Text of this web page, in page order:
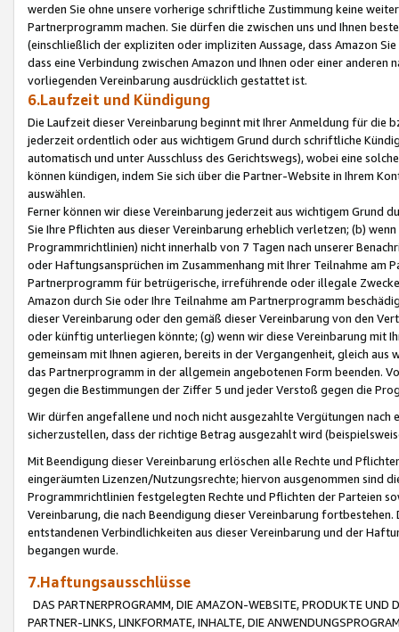
werden Sie ohne unsere vorherige schriftliche Zustimmung keine
Partnerprogramm machen. Sie dürfen die zwischen uns und Ihnen
(einschließlich der expliziten oder impliziten Aussage, dass Amazon
dass eine Verbindung zwischen Amazon und Ihnen oder einer
vorliegenden Vereinbarung ausdrücklich gestattet ist.
6.Laufzeit und Kündigung
Die Laufzeit dieser Vereinbarung beginnt mit Ihrer Anmeldung für die
jederzeit ordentlich oder aus wichtigem Grund durch schriftliche
automatisch und unter Ausschluss des Gerichtswegs), wobei eine
können kündigen, indem Sie sich über die Partner-Website in Ihrem
auswählen.
Ferner können wir diese Vereinbarung jederzeit aus wichtigem Grund
Sie Ihre Pflichten aus dieser Vereinbarung erheblich verletzen; (b)
Programmrichtlinien) nicht innerhalb von 7 Tagen nach unserer
oder Haftungsansprüchen im Zusammenhang mit Ihrer Teilnahme am
Partnerprogramm für betrügerische, irreführende oder illegale
Amazon durch Sie oder Ihre Teilnahme am Partnerprogramm
dieser Vereinbarung oder den gemäß dieser Vereinbarung von den
oder künftig unterliegen könnte; (g) wenn wir diese Vereinbarung mit
gemeinsam mit Ihnen agieren, bereits in der Vergangenheit, gleich
das Partnerprogramm in der allgemein angebotenen Form beenden.
gegen die Bestimmungen der Ziffer 5 und jeder Verstoß gegen die
Wir dürfen angefallene und noch nicht ausgezahlte Vergütungen
sicherzustellen, dass der richtige Betrag ausgezahlt wird
Mit Beendigung dieser Vereinbarung erlöschen alle Rechte und
eingeräumten Lizenzen/Nutzungsrechte; hiervon ausgenommen sind
Programmrichtlinien festgelegten Rechte und Pflichten der Parteien
Vereinbarung, die nach Beendigung dieser Vereinbarung
entstandenen Verbindlichkeiten aus dieser Vereinbarung und der
begangen wurde.
7.Haftungsausschlüsse
DAS PARTNERPROGRAMM, DIE AMAZON-WEBSITE, PRODUKTE UND
PARTNER-LINKS, LINKFORMATE, INHALTE, DIE